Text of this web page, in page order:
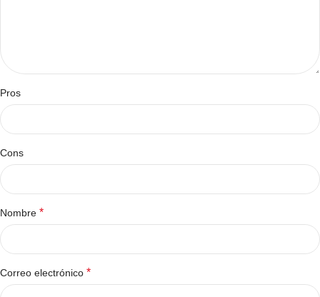
Pros
Cons
Nombre *
Correo electrónico *